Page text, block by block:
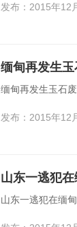
发布：2015年12
缅甸再发生
缅甸再发生玉石
发布：2015年12
山东一逃犯
山东一逃犯在缅